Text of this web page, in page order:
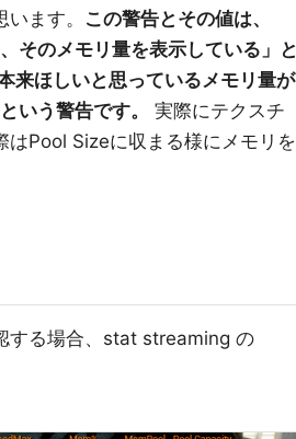
ます。
この警告とその値は、
そのメモリ量を表示している」と
来ほしいと思っているメモリ量が
いう警告です。
実際にテクスチ
はPool Sizeに収まる様にメモリを
する場合、stat streaming の